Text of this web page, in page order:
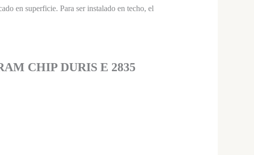
en superficie. Para ser instalado en techo, el
CHIP DURIS E 2835